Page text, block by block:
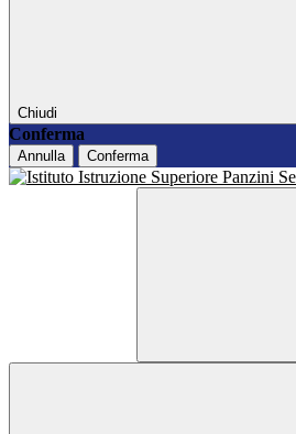
Chiudi
Conferma
Annulla Conferma